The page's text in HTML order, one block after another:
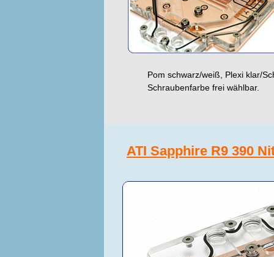
Pom schwarz/weiß, Plexi klar/
Schraubenfarbe frei wählbar.
ATI Sapphire R9 390